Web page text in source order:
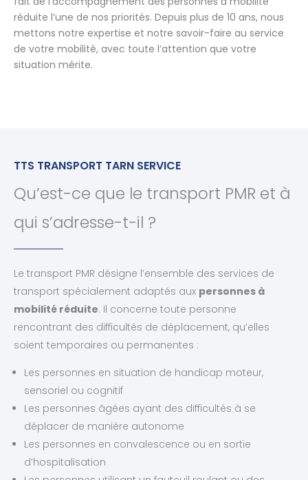
réduite l’une de nos priorités. Depuis plus de 10 ans, nous
mettons notre expertise et notre savoir-faire au service
de votre mobilité, avec toute l’attention que votre
situation mérite.
TTS TRANSPORT TARN SERVICE
Qu’est-ce que le transport PMR et à
qui s’adresse-t-il ?
Le transport PMR désigne l’ensemble des services de
transport spécialement adaptés aux personnes à
mobilité réduite. Il concerne toute personne
rencontrant des difficultés de déplacement, qu’elles
soient temporaires ou permanentes :
Les personnes en situation de handicap moteur,
sensoriel ou cognitif
Les personnes âgées ayant des difficultés à se
déplacer de manière autonome
Les personnes en convalescence ou en sortie
d’hospitalisation